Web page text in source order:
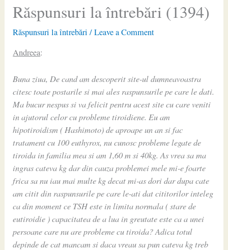
Răspunsuri la întrebări (1394)
Răspunsuri la întrebări /Leave a Comment
Andreea:
Buna ziua, De cand am descoperit site-ul dumneavoastra
citesc toate postarile si mai ales raspunsurile pe care le dati.
Ma bucur nespus si va felicit pentru acest site cu care veniti
in ajutorul celor cu probleme tiroidiene. Eu am
hipotiroidism ( Hashimoto) de aproape un an si fac
tratament cu 100 euthyrox, nu cunosc probleme legate de
tiroida in familia mea si am 1,60 m si 40kg. As vrea sa ma
ingras cateva kg dar din cauza problemei mele mi-e foarte
frica sa nu iau mai multe kg decat mi-as dori dar dupa cate
am citit din raspunsurile pe care le-ati dat cititorilor inteleg
ca din moment ce TSH este in limita normala ( stare de
eutiroidie ) capacitatea de a lua in greutate este ca a unei
persoane care nu are probleme cu tiroida? Adica totul
depinde de cat mancam si daca vreau sa pun cateva kg treb